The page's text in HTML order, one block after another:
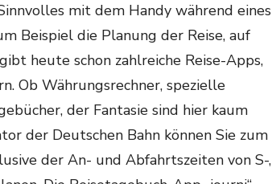
mit dem Handy während eines
Beispiel die Planung der Reise, auf
heute schon zahlreiche Reise-Apps,
Ob Währungsrechner, spezielle
der Fantasie sind hier kaum
der Deutschen Bahn können Sie zum
der An- und Abfahrtszeiten von S-,